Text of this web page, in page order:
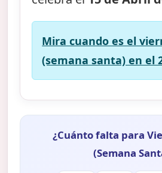
Mira cuando es el
(semana santa) en el
¿Cuánto falta para
(Semana